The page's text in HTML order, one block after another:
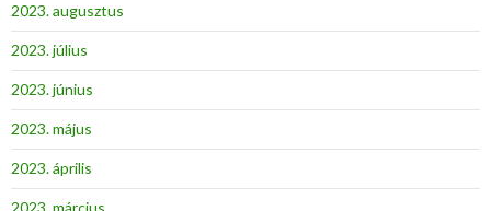
2023. augusztus
2023. július
2023. június
2023. május
2023. április
2023. március